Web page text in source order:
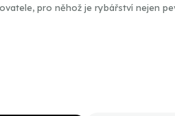
pro něhož je rybářství nejen